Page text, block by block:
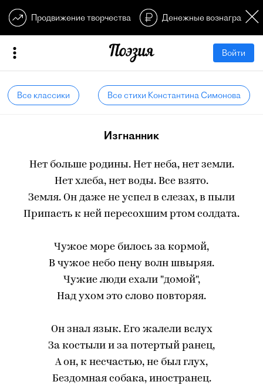
Продвижение творчества Денежные
Войти
Все классики Все стихи Константина Симонова
Изгнанник
Нет больше родины. Нет неба, нет земли.
Нет хлеба, нет воды. Все взято.
Земля. Он даже не успел в слезах, в пыли
Припасть к ней пересохшим ртом солдата.
Чужое море билось за кормой,
В чужое небо пену волн швыряя.
Чужие люди ехали "домой",
Над ухом это слово повторяя.
Он знал язык. Его жалели вслух
За костыли и за потертый ранец,
А он, к несчастью, не был глух,
Бездомная собака, иностранец.